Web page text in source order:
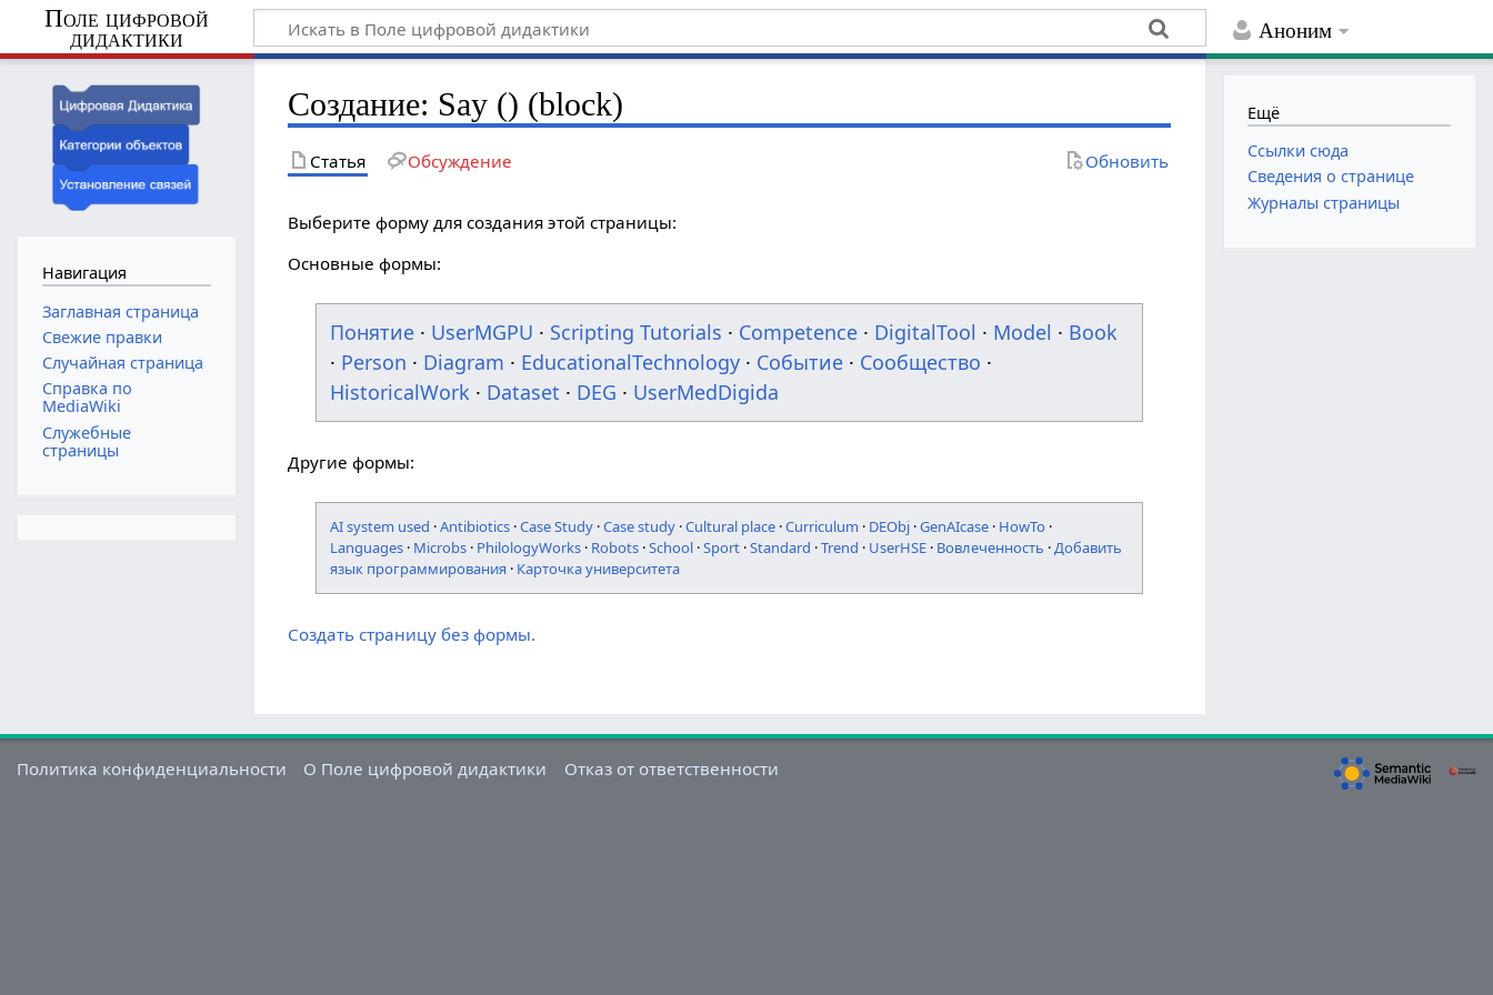
Аноним
Поле цифровой
дидактики
Создание: Say () (block)
Статья Обсуждение Обновить
Выберите форму для создания этой страницы:
Основные формы:
Понятие · UserMGPU · Scripting Tutorials · Competence · DigitalTool · Model · Book
· Person · Diagram · EducationalTechnology · Событие · Сообщество ·
HistoricalWork · Dataset · DEG · UserMedDigida
Другие формы:
AI system used ·Antibiotics ·Case Study ·Case study ·Cultural place ·Curriculum · DEObj ·GenAIcase · HowTo ·
Languages · Microbs · PhilologyWorks · Robots ·School ·Sport ·Standard ·Trend · UserHSE · Вовлеченность ·Добавить
язык программирования · Карточка университета
Создать страницу без формы.
Навигация
Заглавная страница
Свежие правки
Случайная страница
Справка по
MediaWiki
Служебные
страницы
Ещё
Ссылки сюда
Сведения о странице
Журналы страницы
Политика конфиденциальности О Поле цифровой дидактики Отказ от ответственности